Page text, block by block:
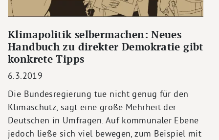
Klimapolitik selbermachen: Neues
Handbuch zu direkter Demokratie gibt
konkrete Tipps
6.3.2019
Die Bundesregierung tue nicht genug für den
Klimaschutz, sagt eine große Mehrheit der
Deutschen in Umfragen. Auf kommunaler Ebene
jedoch ließe sich viel bewegen, zum Beispiel mit